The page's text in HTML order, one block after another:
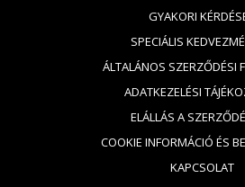
GYAKORI
SPECIÁLIS
ÁLTALÁNOS SZERZŐDÉSI
ADATKEZELÉSI
ELÁLLÁS A
COOKIE INFORMÁCIÓ ÉS
KAPCSOLAT